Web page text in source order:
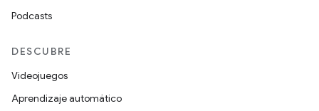
Podcasts
DESCUBRE
Videojuegos
Aprendizaje automático